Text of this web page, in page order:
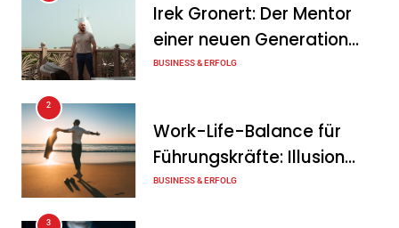
DeutschlandGPT führt
§203-konformen Modus für
Ärzte, Anwälte und
Steuerberater ein
Tanja Schiller 10. August 2026
Herausragende
Finanzbildung 2026: Diese
Irek Gronert: Der Mentor
einer neuen Generation
von Unternehmern
BUSINESS & ERFOLG
2
Work-Life-Balance für
Führungskräfte: Illusion
oder echte Chance?
BUSINESS & ERFOLG
3